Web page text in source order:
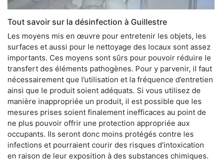
Tout savoir sur la désinfection à Guillestre
Les moyens mis en œuvre pour entretenir les objets, les
surfaces et aussi pour le nettoyage des locaux sont assez
importants. Ces moyens sont sûrs pour pouvoir réduire le
transfert des éléments pathogènes. Pour y parvenir, il faut
nécessairement que l’utilisation et la fréquence d’entretien
ainsi que le produit soient adéquats. Si vous utilisez de
manière inappropriée un produit, il est possible que les
mesures prises soient finalement inefficaces au point de
ne plus pouvoir offrir une protection appropriée aux
occupants. Ils seront donc moins protégés contre les
infections et pourraient courir des risques d'intoxication
en raison de leur exposition à des substances chimiques.